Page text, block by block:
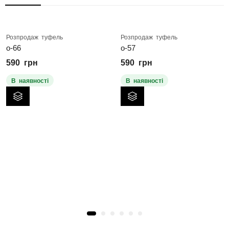
Розпродаж туфель
о-66
590 грн
В наявності
Розпродаж туфель
о-57
590 грн
В наявності